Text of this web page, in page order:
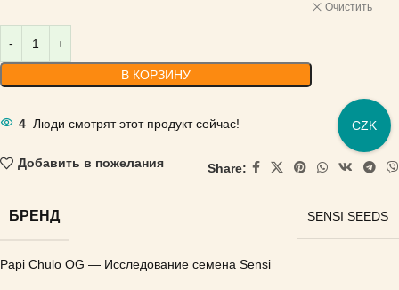
Очистить
В КОРЗИНУ
4 Люди смотрят этот продукт сейчас!
Добавить в пожелания Share:
БРЕНД SENSI SEEDS
Papi Chulo OG — Исследование семена Sensi
CZK